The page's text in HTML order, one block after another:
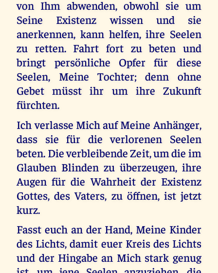
von Ihm abwenden, obwohl sie um
Seine Existenz wissen und sie
anerkennen, kann helfen, ihre Seelen
zu retten. Fahrt fort zu beten und
bringt persönliche Opfer für diese
Seelen, Meine Tochter; denn ohne
Gebet müsst ihr um ihre Zukunft
fürchten.
Ich verlasse Mich auf Meine Anhänger,
dass sie für die verlorenen Seelen
beten. Die verbleibende Zeit, um die im
Glauben Blinden zu überzeugen, ihre
Augen für die Wahrheit der Existenz
Gottes, des Vaters, zu öffnen, ist jetzt
kurz.
Fasst euch an der Hand, Meine Kinder
des Lichts, damit euer Kreis des Lichts
und der Hingabe an Mich stark genug